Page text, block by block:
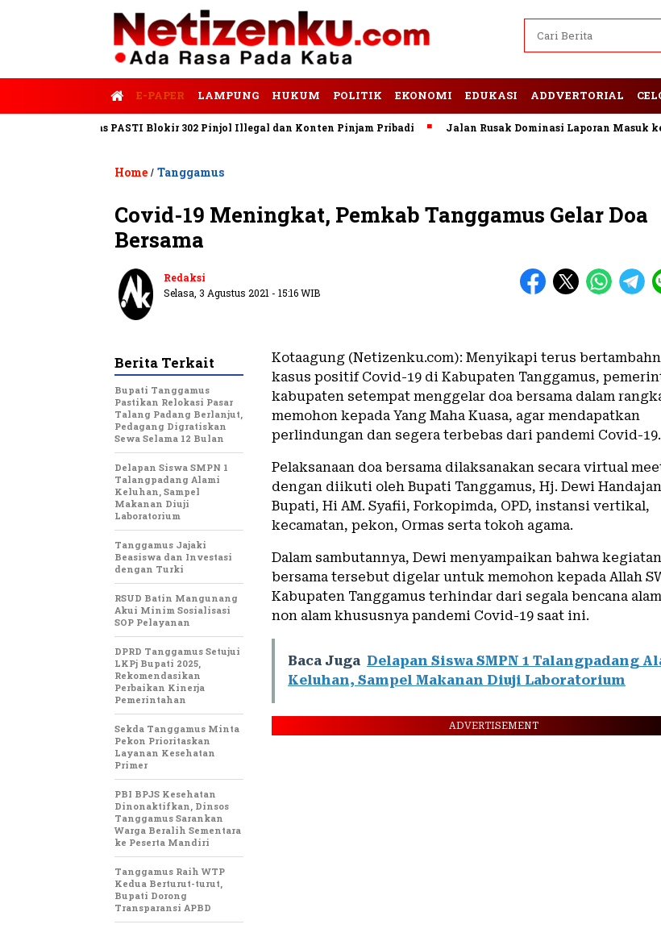
E-PAPER LAMPUNG HUKUM POLITIK EKONOMI EDUKASI ADDVERTORIAL
Satgas PASTI Blokir 302 Pinjol Illegal dan Konten Pinjam Pribadi Jalan Rusak Dominasi Laporan Masuk ke
Home / Tanggamus
Covid-19 Meningkat, Pemkab Tanggamus Gelar Doa
Bersama
Redaksi
Selasa, 3 Agustus 2021 - 15:16 WIB
Kotaagung (Netizenku.com): Menyikapi terus
kasus positif Covid-19 di Kabupaten Tanggamus,
kabupaten setempat menggelar doa bersama dalam
memohon kepada Yang Maha Kuasa, agar mendapatkan
perlindungan dan segera terbebas dari pandemi Covid-19.
Pelaksanaan doa bersama dilaksanakan secara virtual
dengan diikuti oleh Bupati Tanggamus, Hj. Dewi
Bupati, Hi AM. Syafii, Forkopimda, OPD, instansi vertikal,
kecamatan, pekon, Ormas serta tokoh agama.
Dalam sambutannya, Dewi menyampaikan bahwa
bersama tersebut digelar untuk memohon kepada Allah
Kabupaten Tanggamus terhindar dari segala bencana
non alam khususnya pandemi Covid-19 saat ini.
Baca Juga Delapan Siswa SMPN 1 Talangpadang
Keluhan, Sampel Makanan Diuji Laboratorium
ADVERTISEMENT
Berita Terkait
Bupati Tanggamus
Pastikan Relokasi Pasar
Talang Padang Berlanjut,
Pedagang Digratiskan
Sewa Selama 12 Bulan
Delapan Siswa SMPN 1
Talangpadang Alami
Keluhan, Sampel
Makanan Diuji
Laboratorium
Tanggamus Jajaki
Beasiswa dan Investasi
dengan Turki
RSUD Batin Mangunang
Akui Minim Sosialisasi
SOP Pelayanan
DPRD Tanggamus Setujui
LKPj Bupati 2025,
Rekomendasikan
Perbaikan Kinerja
Pemerintahan
Sekda Tanggamus Minta
Pekon Prioritaskan
Layanan Kesehatan
Primer
PBI BPJS Kesehatan
Dinonaktifkan, Dinsos
Tanggamus Sarankan
Warga Beralih Sementara
ke Peserta Mandiri
Tanggamus Raih WTP
Kedua Berturut-turut,
Bupati Dorong
Transparansi APBD